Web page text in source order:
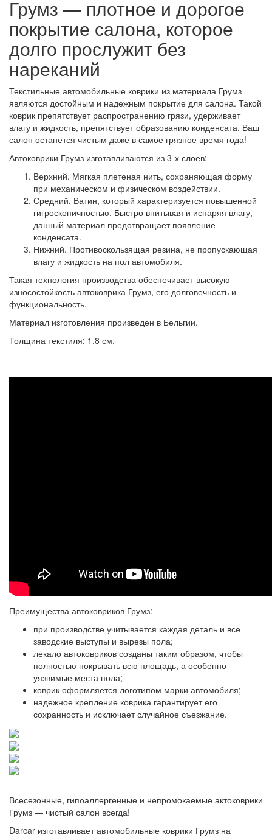
Грумз — плотное и дорогое
покрытие салона, которое
долго прослужит без
нареканий
Текстильные автомобильные коврики из материала Грумз
являются достойным и надежным покрытие для салона. Такой
коврик препятствует распространению грязи, удерживает
влагу и жидкость, препятствует образованию конденсата. Ваш
салон останется чистым даже в самое грязное время года!
Автоковрики Грумз изготавливаются из 3-х слоев:
Верхний. Мягкая плетеная нить, сохраняющая форму
при механическом и физическом воздействии.
Средний. Ватин, который характеризуется повышенной
гигроскопичностью. Быстро впитывая и испаряя влагу,
данный материал предотвращает появление
конденсата.
Нижний. Противоскользящая резина, не пропускающая
влагу и жидкость на пол автомобиля.
Такая технология производства обеспечивает высокую
износостойкость автоковрика Грумз, его долговечность и
функциональность.
Материал изготовления произведен в Бельгии.
Толщина текстиля: 1,8 см.
Преимущества автоковриков Грумз:
при производстве учитывается каждая деталь и все
заводские выступы и вырезы пола;
лекало автоковриков созданы таким образом, чтобы
полностью покрывать всю площадь, а особенно
уязвимые места пола;
коврик оформляется логотипом марки автомобиля;
надежное крепление коврика гарантирует его
сохранность и исключает случайное съезжание.
Всесезонные, гипоаллергенные и непромокаемые актоковрики
Грумз — чистый салон всегда!
Darcar изготавливает автомобильные коврики Грумз на